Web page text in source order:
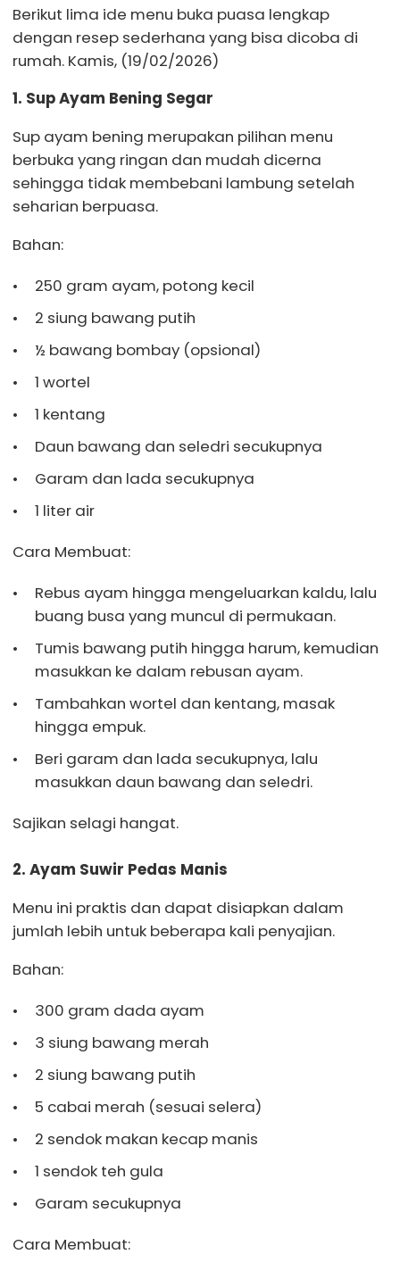
Berikut lima ide menu buka puasa lengkap
dengan resep sederhana yang bisa dicoba di
rumah. Kamis, (19/02/2026)
1. Sup Ayam Bening Segar
Sup ayam bening merupakan pilihan menu
berbuka yang ringan dan mudah dicerna
sehingga tidak membebani lambung setelah
seharian berpuasa.
Bahan:
250 gram ayam, potong kecil
2 siung bawang putih
½ bawang bombay (opsional)
1 wortel
1 kentang
Daun bawang dan seledri secukupnya
Garam dan lada secukupnya
1 liter air
Cara Membuat:
Rebus ayam hingga mengeluarkan kaldu, lalu
buang busa yang muncul di permukaan.
Tumis bawang putih hingga harum, kemudian
masukkan ke dalam rebusan ayam.
Tambahkan wortel dan kentang, masak
hingga empuk.
Beri garam dan lada secukupnya, lalu
masukkan daun bawang dan seledri.
Sajikan selagi hangat.
2. Ayam Suwir Pedas Manis
Menu ini praktis dan dapat disiapkan dalam
jumlah lebih untuk beberapa kali penyajian.
Bahan:
300 gram dada ayam
3 siung bawang merah
2 siung bawang putih
5 cabai merah (sesuai selera)
2 sendok makan kecap manis
1 sendok teh gula
Garam secukupnya
Cara Membuat: